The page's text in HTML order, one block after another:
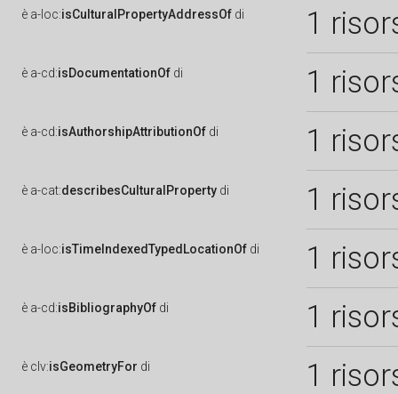
è a-loc:isCulturalPropertyAddressOf di 1
è a-cd:isDocumentationOf di 1
è a-cd:isAuthorshipAttributionOf di 1
è a-cat:describesCulturalProperty di 1
è a-loc:isTimeIndexedTypedLocationOf di 1
è a-cd:isBibliographyOf di 1
è clv:isGeometryFor di 1